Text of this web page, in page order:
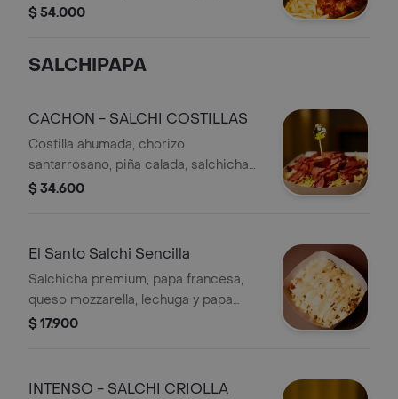
fritas.
$ 54.000
SALCHIPAPA
CACHON - SALCHI COSTILLAS
Costilla ahumada, chorizo
santarrosano, piña calada, salchicha
premium americana, queso
$ 34.600
El Santo Salchi Sencilla
Salchicha premium, papa francesa,
queso mozzarella, lechuga y papa
chips.
$ 17.900
INTENSO - SALCHI CRIOLLA